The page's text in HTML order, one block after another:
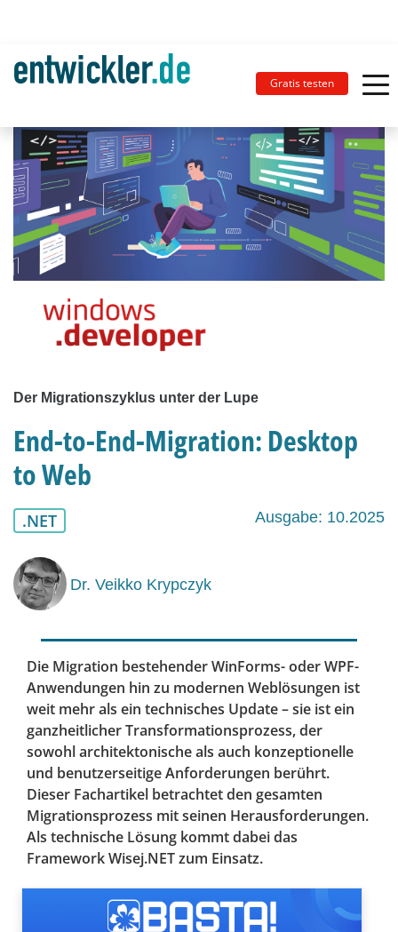
Gratis testen
Der Migrationszyklus unter der Lupe
End-to-End-Migration: Desktop
to Web
.NET Ausgabe: 10.2025
Dr. Veikko Krypczyk
Die Migration bestehender WinForms- oder WPF-
Anwendungen hin zu modernen Weblösungen ist
weit mehr als ein technisches Update – sie ist ein
ganzheitlicher Transformationsprozess, der
sowohl architektonische als auch konzeptionelle
und benutzerseitige Anforderungen berührt.
Dieser Fachartikel betrachtet den gesamten
Migrationsprozess mit seinen Herausforderungen.
Als technische Lösung kommt dabei das
Framework Wisej.NET zum Einsatz.